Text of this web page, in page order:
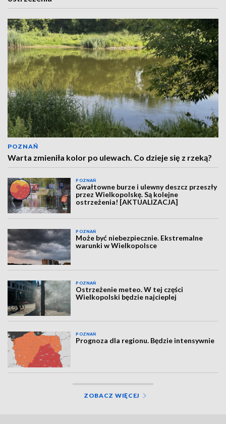
POZNAŃ
Warta zmieniła kolor po ulewach. Co dzieje się z rzeką?
POZNAŃ
Gwałtowne burze i ulewny deszcz przeszły
przez Wielkopolskę. Są kolejne
ostrzeżenia! [AKTUALIZACJA]
POZNAŃ
Może być niebezpiecznie. Ekstremalne
warunki w Wielkopolsce
POZNAŃ
Ostrzeżenie meteo. W tej części
Wielkopolski będzie najcieplej
POZNAŃ
Prognoza dla regionu. Będzie intensywnie
ZOBACZ WIĘCEJ